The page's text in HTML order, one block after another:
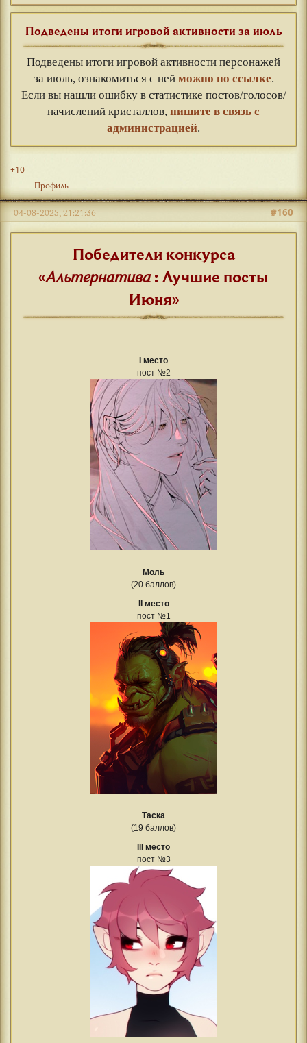
Подведены итоги игровой активности за июль
Подведены итоги игровой активности персонажей
за июль, ознакомиться с ней можно по ссылке.
Если вы нашли ошибку в статистике постов/голосов/
начислений кристаллов, пишите в связь с
администрацией.
+10
Профиль
#160
04-08-2025, 21:21:36
Победители конкурса
«Альтернатива: Лучшие посты
Июня»
I место
пост №2
Моль
(20 баллов)
II место
пост №1
Таска
(19 баллов)
III место
пост №3